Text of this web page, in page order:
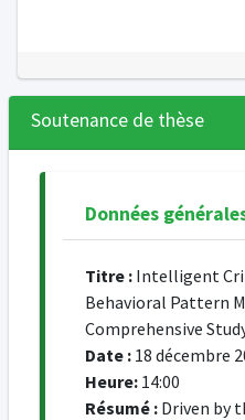
Soutenance de thèse
Données
Titre :Intelligent
Behavioral Pattern
Comprehensive
Date :18 décembre
Heure:14:00
Résumé :Driven by